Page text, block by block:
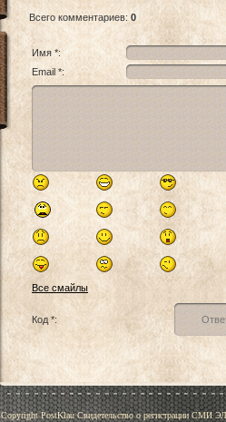
Всего комментариев: 0
Имя *:
Email *:
Все смайлы
Код *:
Copyright PostKlau Свидетельство о регистрации СМИ